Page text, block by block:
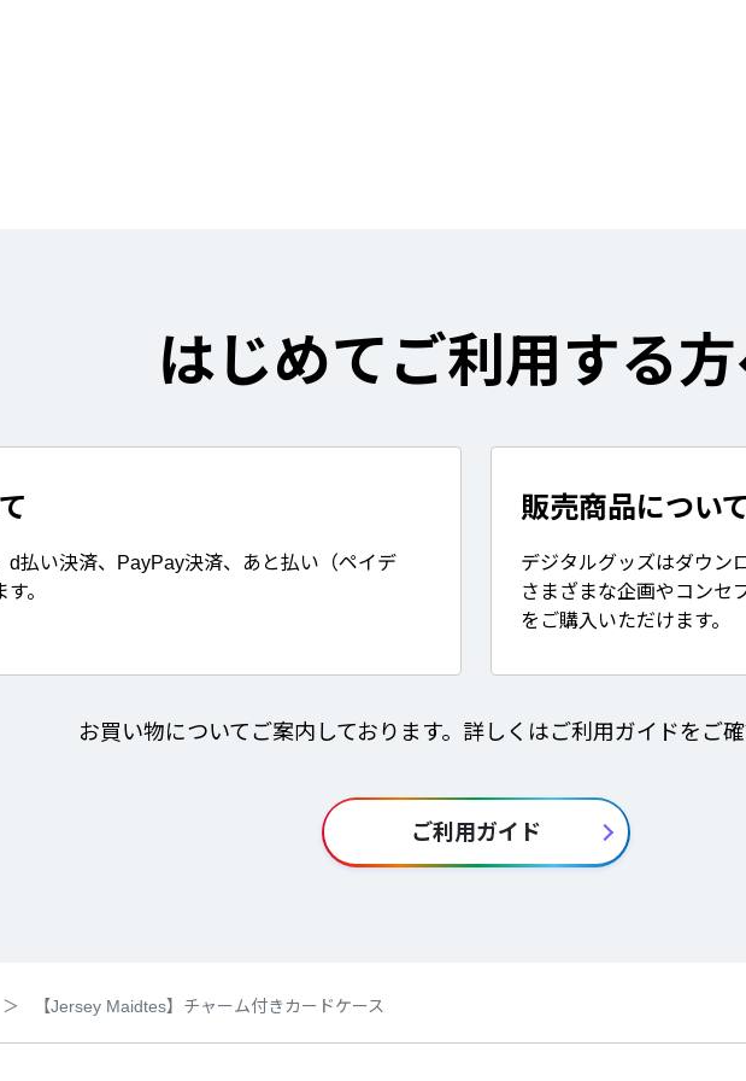
はじめてご利用する
d払い決済、PayPay決済、あと払い（ペイデ
。
販売商品につい
デジタルグッズはダウン
さまざまな企画やコンセ
をご購入いただけます。
お買い物についてご案内しております。詳しくはご利用ガイドをご
ご利用ガイド
【Jersey Maidtes】チャーム付きカードケース